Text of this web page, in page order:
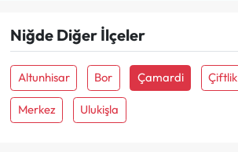
Niğde Diğer İlçeler
Altunhisar Bor Çamardi Çiftlik
Merkez Ulukişla